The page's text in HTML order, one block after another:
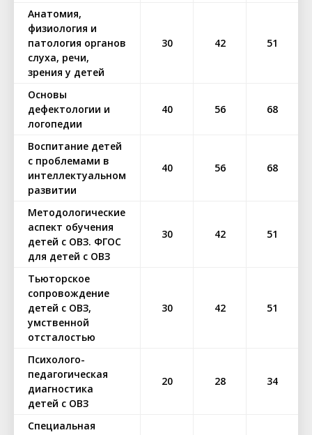
Анатомия,
физиология и
патология органов
слуха, речи,
зрения у детей
30 42 51
Основы
дефектологии и
логопедии
40 56 68
Воспитание детей
с проблемами в
интеллектуальном
развитии
40 56 68
Методологические
аспект обучения
детей с ОВЗ. ФГОС
для детей с ОВЗ
30 42 51
Тьюторское
сопровождение
детей с ОВЗ,
умственной
отсталостью
30 42 51
Психолого-
педагогическая
диагностика
детей с ОВЗ
20 28 34
Специальная